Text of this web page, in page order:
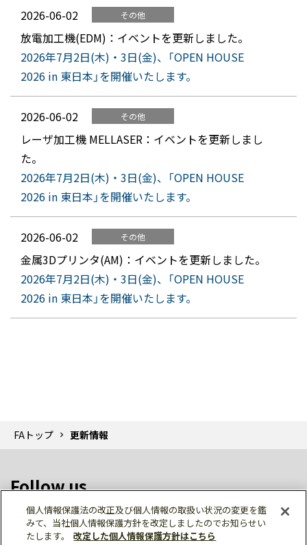
2026-06-02 その他
放電加工機(EDM)：イベントを更新しました。
2026年7月2日(木)・3日(金)、「OPEN HOUSE
2026 in 東日本」を開催いたします。
2026-06-02 その他
レーザ加工機 MELLASER：イベントを更新しまし
た。
2026年7月2日(木)・3日(金)、「OPEN HOUSE
2026 in 東日本」を開催いたします。
2026-06-02 その他
金属3Dプリンタ(AM)：イベントを更新しました。
2026年7月2日(木)・3日(金)、「OPEN HOUSE
2026 in 東日本」を開催いたします。
FAトップ 更新情報
Follow us
個人情報保護法の改正及び個人情報の取扱い状況の変更を鑑
みて、当社個人情報保護方針を改定しましたのでお知らせい
たします。
改定した個人情報保護方針はこちら